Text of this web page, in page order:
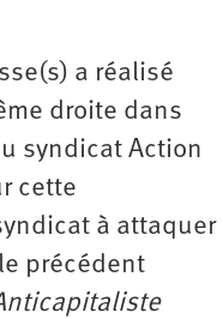
a réalisé
droite dans
syndicat Action
cette
à attaquer
précédent